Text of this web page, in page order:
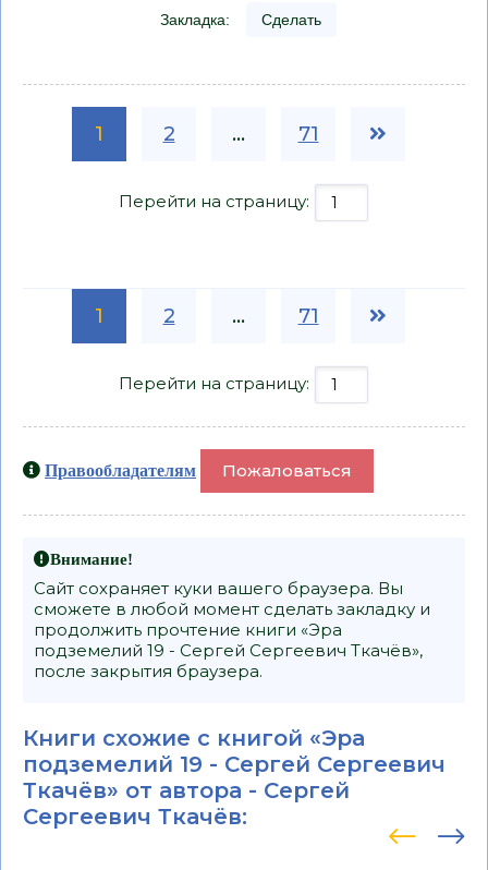
Закладка: Сделать
1 2 ... 71
Перейти на страницу:
1 2 ... 71
Перейти на страницу:
Правообладателям Пожаловаться
Внимание!
Сайт сохраняет куки вашего браузера. Вы
сможете в любой момент сделать закладку и
продолжить прочтение книги «Эра
подземелий 19 - Сергей Сергеевич Ткачёв»,
после закрытия браузера.
Книги схожие с книгой «Эра
подземелий 19 - Сергей Сергеевич
Ткачёв» от автора - Сергей
Сергеевич Ткачёв: